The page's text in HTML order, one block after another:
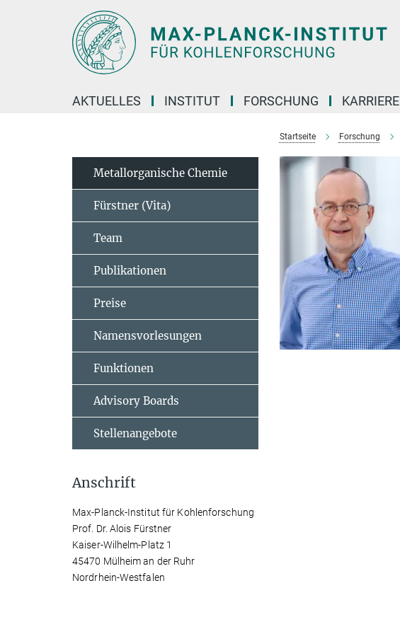
AKTUELLES INSTITUT FORSCHUNG KARRIERE
Startseite Forschung
Metallorganische Chemie
Fürstner (Vita)
Team
Publikationen
Preise
Namensvorlesungen
Funktionen
Advisory Boards
Stellenangebote
Anschrift
Max-Planck-Institut für Kohlenforschung
Prof. Dr. Alois Fürstner
Kaiser-Wilhelm-Platz 1
45470 Mülheim an der Ruhr
Nordrhein-Westfalen